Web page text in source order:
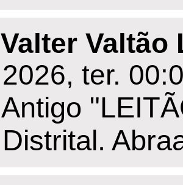
Valter Valtão
2026, ter.
Antigo
Distrital.